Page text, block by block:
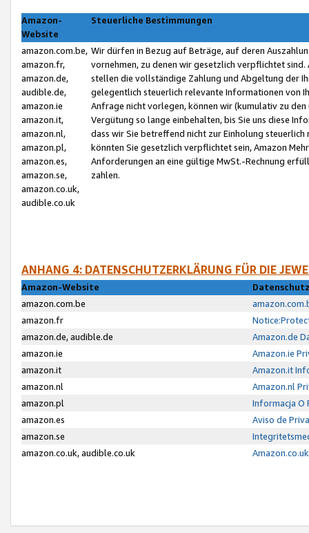
Amazon-
Website
Steuerliche Bestimmungen
amazon.com.be,
amazon.fr,
amazon.de,
audible.de,
amazon.ie
amazon.it,
amazon.nl,
amazon.pl,
amazon.es,
amazon.se,
amazon.co.uk,
audible.co.uk
Wir dürfen in Bezug auf Beträge, auf deren
vornehmen, zu denen wir gesetzlich verpflichtet
stellen die vollständige Zahlung und Abgeltung der
gelegentlich steuerlich relevante Informationen von
Anfrage nicht vorlegen, können wir (kumulativ zu
Vergütung so lange einbehalten, bis Sie uns diese
dass wir Sie betreffend nicht zur Einholung
könnten Sie gesetzlich verpflichtet sein, Amazon
Anforderungen an eine gültige MwSt.-Rechnung
zahlen.
ANHANG 4: DATENSCHUTZERKLÄRUNG FÜR DIE
Amazon-Website
amazon.com.be
amazon.fr
amazon.de, audible.de
Amazon.de
amazon.ie
Amazon.ie
amazon.it
Amazon.it
amazon.nl
Amazon.nl
amazon.pl
Informacja O
amazon.es
Aviso de
amazon.se
amazon.co.uk, audible.co.uk